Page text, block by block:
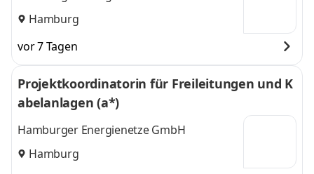
Hamburg
vor 7 Tagen
Projektkoordinatorin für Freileitungen und K
abelanlagen (a*)
Hamburger Energienetze GmbH
Hamburg